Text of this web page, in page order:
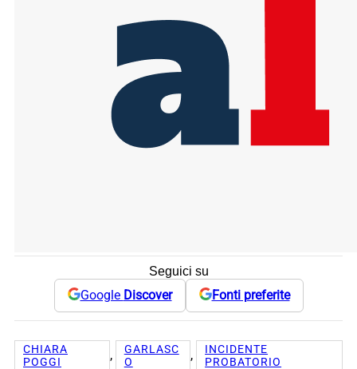
Seguici su
Google Discover Fonti preferite
CHIARA
POGGI
,
GARLASC
O
,
INCIDENTE
PROBATORIO